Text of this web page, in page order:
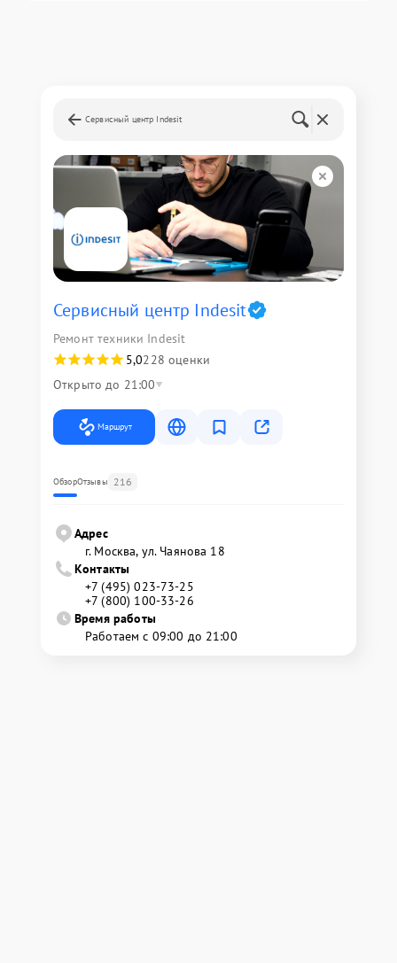
Сервисный центр Indesit
Сервисный центр Indesit
Ремонт техники Indesit
5,0228 оценки
Открыто до 21:00
Маршрут
ОбзорОтзывы 216
Адрес
г. Москва, ул. Чаянова 18
Контакты
+7 (495) 023-73-25
+7 (800) 100-33-26
Время работы
Работаем с 09:00 до 21:00